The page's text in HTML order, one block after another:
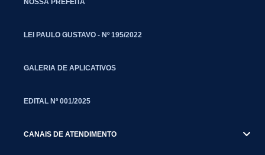
LEI PAULO GUSTAVO - Nº 195/2022
GALERIA DE APLICATIVOS
EDITAL Nº 001/2025
CANAIS DE ATENDIMENTO